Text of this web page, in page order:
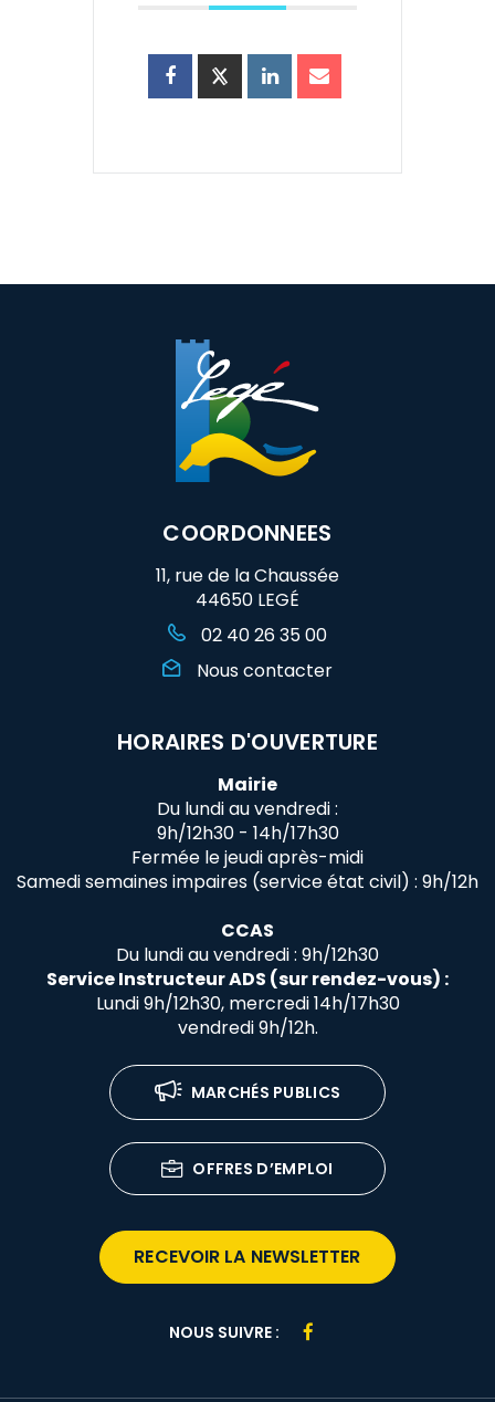
COORDONNEES
11, rue de la Chaussée
44650 LEGÉ
02 40 26 35 00
Nous contacter
HORAIRES D'OUVERTURE
Mairie
Du lundi au vendredi :
9h/12h30 - 14h/17h30
Fermée le jeudi après-midi
Samedi semaines impaires (service état civil) : 9h/12h
CCAS
Du lundi au vendredi : 9h/12h30
Service Instructeur ADS (sur rendez-vous) :
Lundi 9h/12h30, mercredi 14h/17h30
vendredi 9h/12h.
MARCHÉS PUBLICS
OFFRES D’EMPLOI
RECEVOIR LA NEWSLETTER
NOUS SUIVRE :